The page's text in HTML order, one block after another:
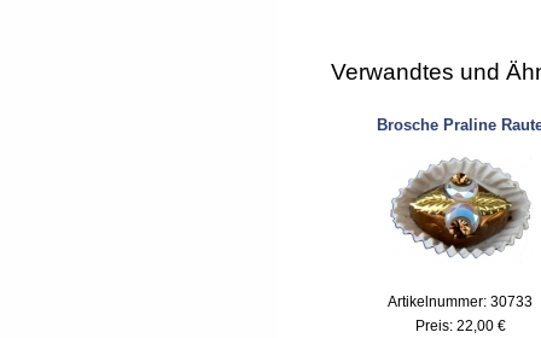
Verwandtes und
Brosche Praline
Artikelnummer: 30733
Preis: 22,00 €